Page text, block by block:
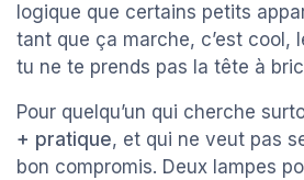
logique que certains petits
tant que ça marche, c’est cool,
tu ne te prends pas la tête à
Pour quelqu’un qui cherche
+ pratique, et qui ne veut pas
bon compromis. Deux lampes